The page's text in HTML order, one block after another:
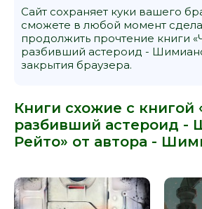
Сайт сохраняет куки вашего
сможете в любой момент
продолжить прочтение книги
разбивший астероид -
закрытия браузера.
Книги схожие с книгой
разбивший астероид -
Рейто» от автора -